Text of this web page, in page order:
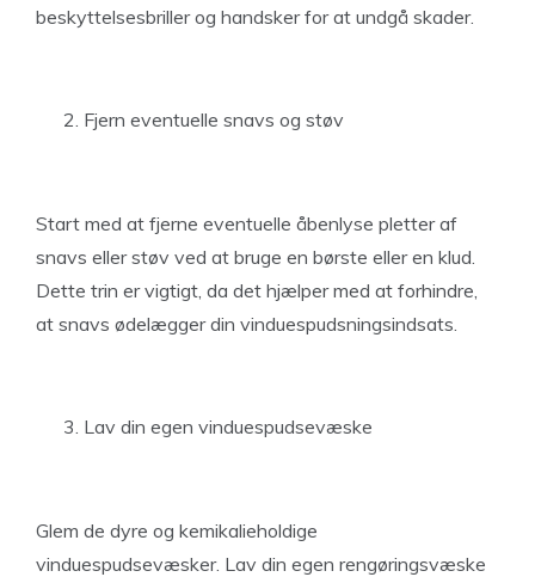
beskyttelsesbriller og handsker for at undgå skader.
Fjern eventuelle snavs og støv
Start med at fjerne eventuelle åbenlyse pletter af
snavs eller støv ved at bruge en børste eller en klud.
Dette trin er vigtigt, da det hjælper med at forhindre,
at snavs ødelægger din vinduespudsningsindsats.
Lav din egen vinduespudsevæske
Glem de dyre og kemikalieholdige
vinduespudsevæsker. Lav din egen rengøringsvæske